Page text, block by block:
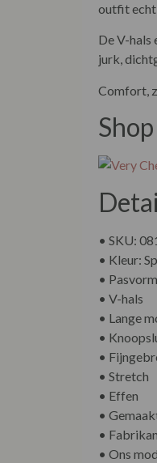
outfit
De V-hals
jurk,
Comfort,
• SKU:
• Kleur:
•
• V-hals
• Lange
•
•
• Stretch
• Effen
•
•
• Ons